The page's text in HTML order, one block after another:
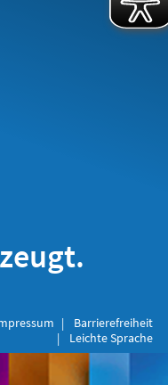
Barrierefreiheit
Leichte Sprache